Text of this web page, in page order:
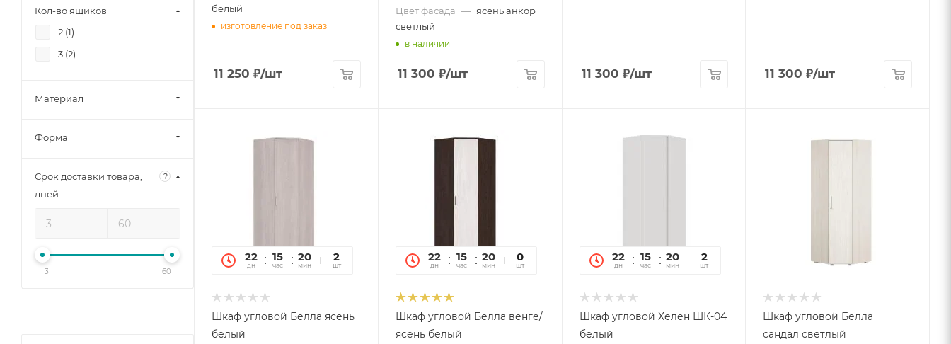
белый
изготовление под заказ
11 250 ₽/шт
Цвет фасада — ясень анкор
светлый
в наличии
11 300 ₽/шт 11 300 ₽/шт 11 300 ₽/шт
22
дн
15
час
20
мин
12
сек
2
шт
Шкаф угловой Белла ясень
белый
22
дн
15
час
20
мин
12
сек
0
шт
Шкаф угловой Белла венге/
ясень белый
22
дн
15
час
20
мин
12
сек
2
шт
Шкаф угловой Хелен ШК-04
белый
Шкаф угловой Белла
сандал светлый
Кол-во ящиков
2 (1)
3 (2)
Материал
Форма
Срок доставки товара,
дней
?
3 60